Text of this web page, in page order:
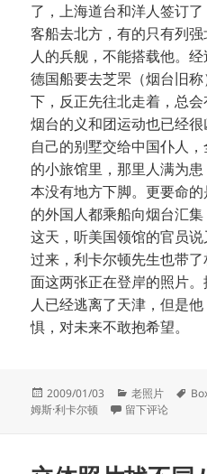
了，上海道台和洋人签订
客船去北方，有的只有列
人的兵舰，不能搭载他。
德国船要去芝罘（烟台旧
下，反正先往北走着，总
烟台的义和团运动也已经
自己的别墅交给中国仆人
的小旅馆里，那里人满为
本没有地方下脚。更要命
的外国人都乘船向烟台汇集
这天，听美国领馆的官员
过来，利卡尔顿先生也带
面这两张正在登岸的照片
人已经逃离了天津，但是
惧，对未来不敢抱希望。
发
布
2009/01/03
分
类
老照片
标
姆斯·利卡尔顿
于立体照片找不同
留下评论